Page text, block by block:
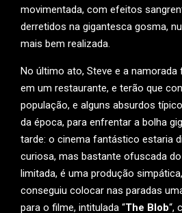
movimentada, com efeitos
derretidos na gigantesca gosma,
mais bem realizada.
No último ato, Steve e a
em um restaurante, e terão que
população, e alguns absurdos
da época, para enfrentar a bolha
tarde: o cinema fantástico estaria
curiosa, mas bastante ofuscada
limitada, é uma produção
conseguiu colocar nas paradas
para o filme, intitulada “The Blob“,